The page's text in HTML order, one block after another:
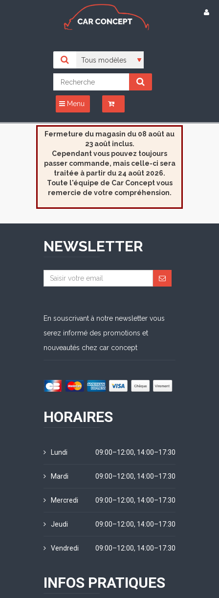
Menu
Fermeture du magasin du 08 août au
23 août inclus.
Cependant vous pouvez toujours
passer commande, mais celle-ci sera
traitée à partir du 24 août 2026.
Toute l'équipe de Car Concept vous
remercie de votre compréhension.
NEWSLETTER
En souscrivant à notre newsletter vous
serez informé des promotions et
nouveautés chez car concept
HORAIRES
Lundi 09:00–12:00, 14:00–17:30
Mardi 09:00–12:00, 14:00–17:30
Mercredi 09:00–12:00, 14:00–17:30
Jeudi 09:00–12:00, 14:00–17:30
Vendredi 09:00–12:00, 14:00–17:30
INFOS PRATIQUES